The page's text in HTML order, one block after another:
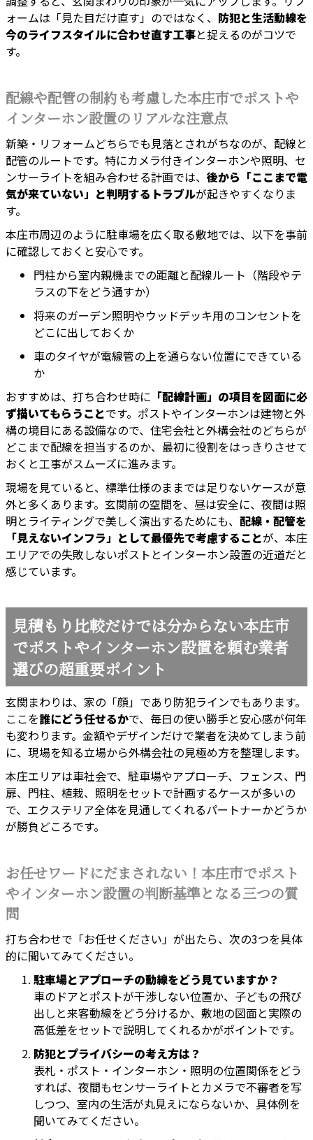
ォームは「見た目だけ直す」のではなく、 防犯と生活動線を
今のライフスタイルに合わせ直す工事と捉えるのがコツで
す。
配線や配管の制約も考慮した本庄市でポストや
インターホン設置のリアルな注意点
新築・リフォームどちらでも見落とされがちなのが、配線と
配管のルートです。特にカメラ付きインターホンや照明、セ
ンサーライトを組み合わせる計画では、 後から「ここまで電
気が来ていない」と判明するトラブルが起きやすくなりま
す。
本庄市周辺のように駐車場を広く取る敷地では、以下を事前
に確認しておくと安心です。
門柱から室内親機までの距離と配線ルート（階段やテ
ラスの下をどう通すか）
将来のガーデン照明やウッドデッキ用のコンセントを
どこに出しておくか
車のタイヤが電線管の上を通らない位置にできている
か
おすすめは、打ち合わせ時に 「配線計画」の項目を図面に必
ず描いてもらうことです。ポストやインターホンは建物と外
構の境目にある設備なので、住宅会社と外構会社のどちらが
どこまで配線を担当するのか、最初に役割をはっきりさせて
おくと工事がスムーズに進みます。
現場を見ていると、標準仕様のままでは足りないケースが意
外と多くあります。玄関前の空間を、昼は安全に、夜間は照
明とライティングで美しく演出するためにも、 配線・配管を
「見えないインフラ」として最優先で考慮することが、本庄
エリアでの失敗しないポストとインターホン設置の近道だと
感じています。
見積もり比較だけでは分からない本庄市
でポストやインターホン設置を頼む業者
選びの超重要ポイント
玄関まわりは、家の「顔」であり防犯ラインでもあります。
ここを誰にどう任せるかで、毎日の使い勝手と安心感が何年
も変わります。金額やデザインだけで業者を決めてしまう前
に、現場を知る立場から外構会社の見極め方を整理します。
本庄エリアは車社会で、駐車場やアプローチ、フェンス、門
扉、門柱、植栽、照明をセットで計画するケースが多いの
で、エクステリア全体を見通してくれるパートナーかどうか
が勝負どころです。
お任せワードにだまされない！本庄市でポスト
やインターホン設置の判断基準となる三つの質
問
打ち合わせで「お任せください」が出たら、次の3つを具体
的に聞いてみてください。
駐車場とアプローチの動線をどう見ていますか？
車のドアとポストが干渉しない位置か、子どもの飛び
出しと来客動線をどう分けるか、敷地の図面と実際の
高低差をセットで説明してくれるかがポイントです。
防犯とプライバシーの考え方は？
表札・ポスト・インターホン・照明の位置関係をどう
すれば、夜間もセンサーライトとカメラで不審者を写
しつつ、室内の生活が丸見えにならないか、具体例を
聞いてみてください。